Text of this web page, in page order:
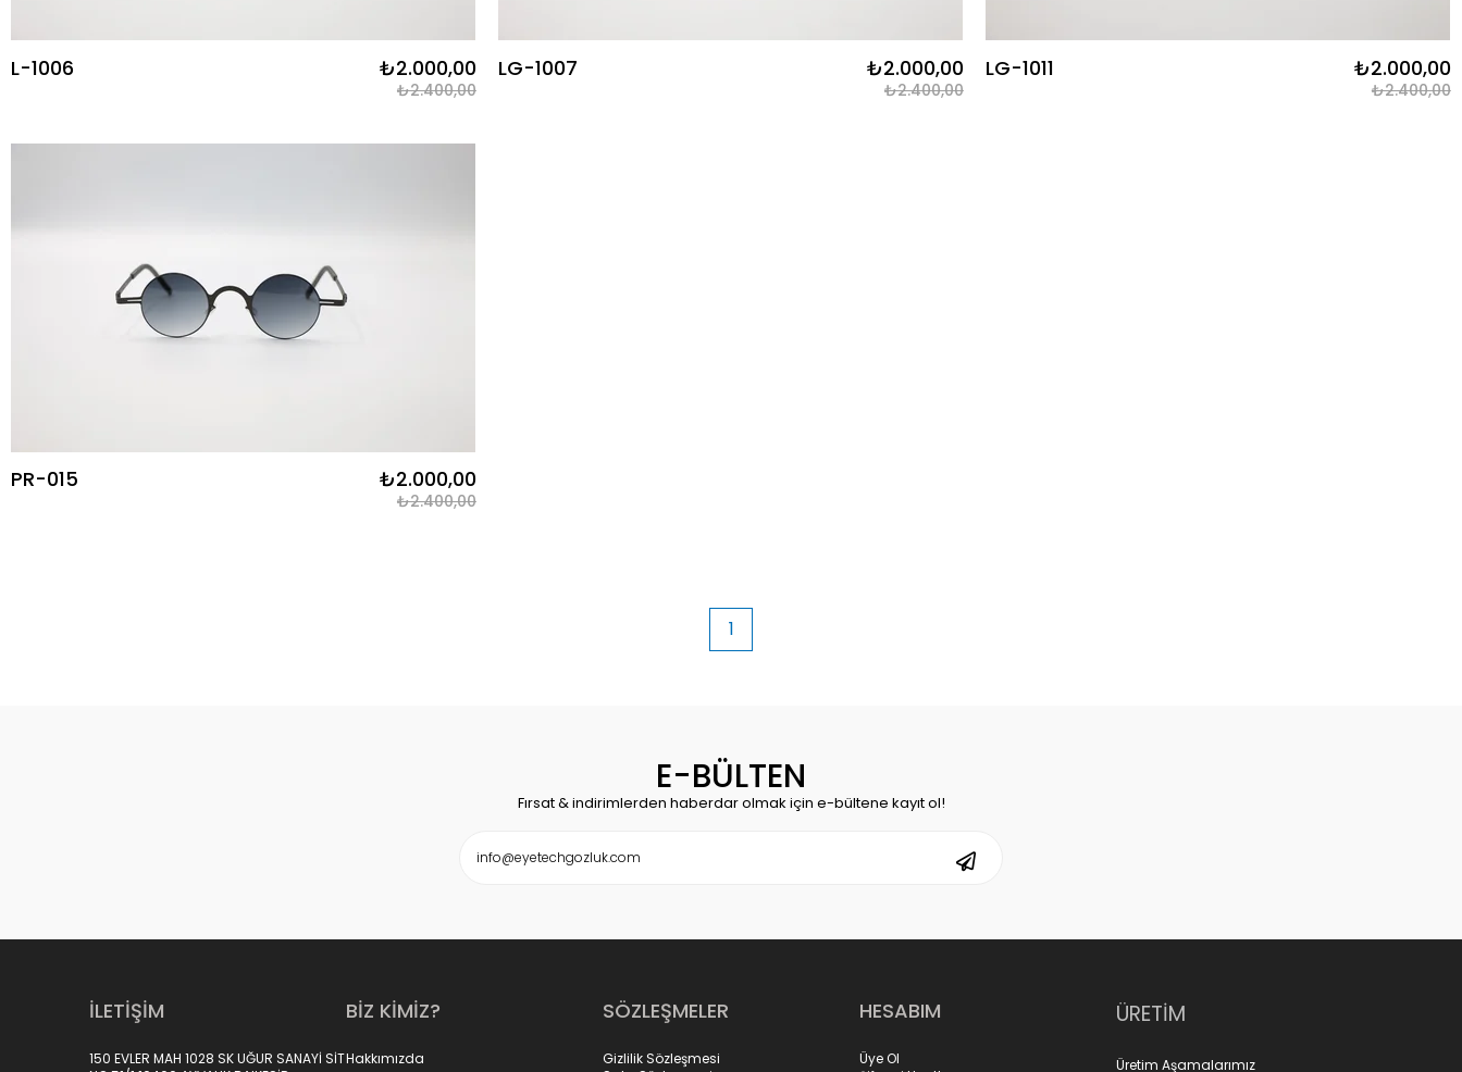
L-1006 ₺2.000,00
₺2.400,00
LG-1007 ₺2.000,00
₺2.400,00
LG-1011 ₺2.000,00
₺2.400,00
PR-015 ₺2.000,00
₺2.400,00
1
E-BÜLTEN
Fırsat & indirimlerden haberdar olmak için e-bültene kayıt ol!
İLETİŞİM
150 EVLER MAH 1028 SK UĞUR SANAYİ SİT
BİZ KİMİZ?
Hakkımızda
SÖZLEŞMELER
Gizlilik Sözleşmesi
HESABIM
Üye Ol
ÜRETİM
Üretim Aşamalarımız